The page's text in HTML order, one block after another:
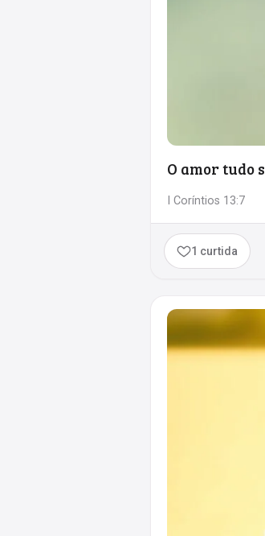
O amor tudo
I Coríntios 13:7
1 curtida